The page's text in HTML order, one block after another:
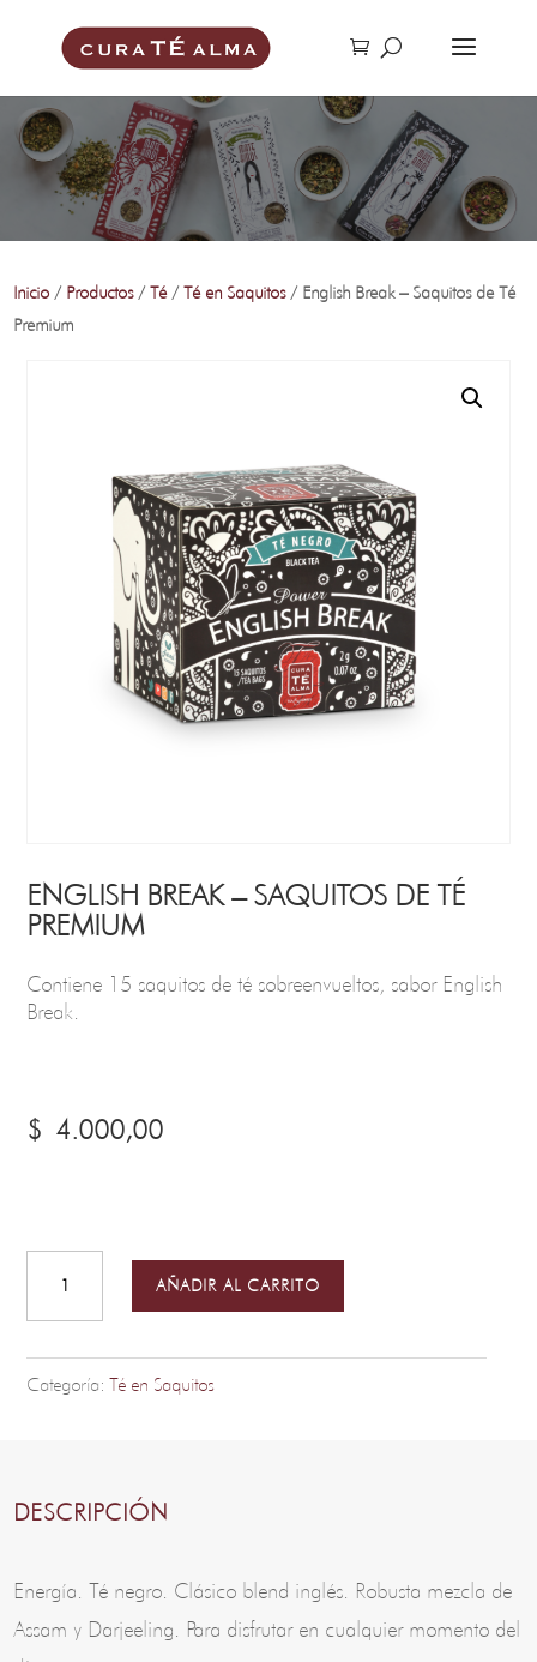
Inicio / Productos/Té/Té en Saquitos/ English Break – Saquitos de Té
Premium
ENGLISH BREAK – SAQUITOS DE TÉ
PREMIUM
Contiene 15 saquitos de té sobreenvueltos, sabor English
Break.
$ 4.000,00
Break
Té
Premium
AÑADIR AL CARRITO
Categoría: Té en Saquitos
DESCRIPCIÓN
Energía. Té negro. Clásico blend inglés. Robusta mezcla de
Assam y Darjeeling. Para disfrutar en cualquier momento del